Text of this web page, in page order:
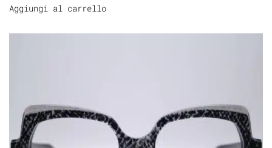
Aggiungi al carrello